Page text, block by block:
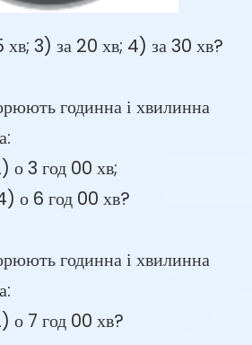
хв; 3) за 20 хв; 4) за 30 хв?
годинна і хвилинна
о 3 год 00 хв;
о 6 год 00 хв?
годинна і хвилинна
о 7 год 00 хв?